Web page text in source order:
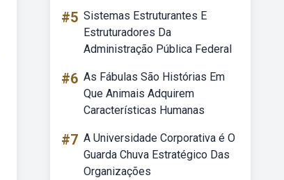
#5 Sistemas Estruturantes E
Estruturadores Da
Administração Pública Federal
#6 As Fábulas São Histórias Em
Que Animais Adquirem
Características Humanas
#7 A Universidade Corporativa é O
Guarda Chuva Estratégico Das
Organizações